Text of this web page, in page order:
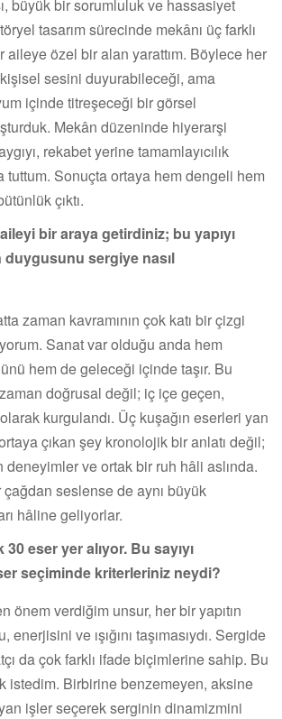
büyük bir sorumluluk ve hassasiyet
tasarım sürecinde mekânı üç farklı
aileye özel bir alan yarattım. Böylece her
kişisel sesini duyurabileceği, ama
içinde titreşeceği bir görsel
Mekân düzeninde hiyerarşi
rekabet yerine tamamlayıcılık
tuttum. Sonuçta ortaya hem dengeli hem
çıktı.
bir araya getirdiniz; bu yapıyı
duygusunu sergiye nasıl
zaman kavramının çok katı bir çizgi
Sanat var olduğu anda hem
hem de geleceği içinde taşır. Bu
doğrusal değil; iç içe geçen,
kurgulandı. Üç kuşağın eserleri yan
çıkan şey kronolojik bir anlatı değil;
ve ortak bir ruh hâli aslında.
seslense de aynı büyük
hâline geliyorlar.
eser yer alıyor. Bu sayıyı
seçiminde kriterleriniz neydi?
önem verdiğim unsur, her bir yapıtın
enerjisini ve ışığını taşımasıydı. Sergide
da çok farklı ifade biçimlerine sahip. Bu
istedim. Birbirine benzemeyen, aksine
işler seçerek serginin dinamizmini